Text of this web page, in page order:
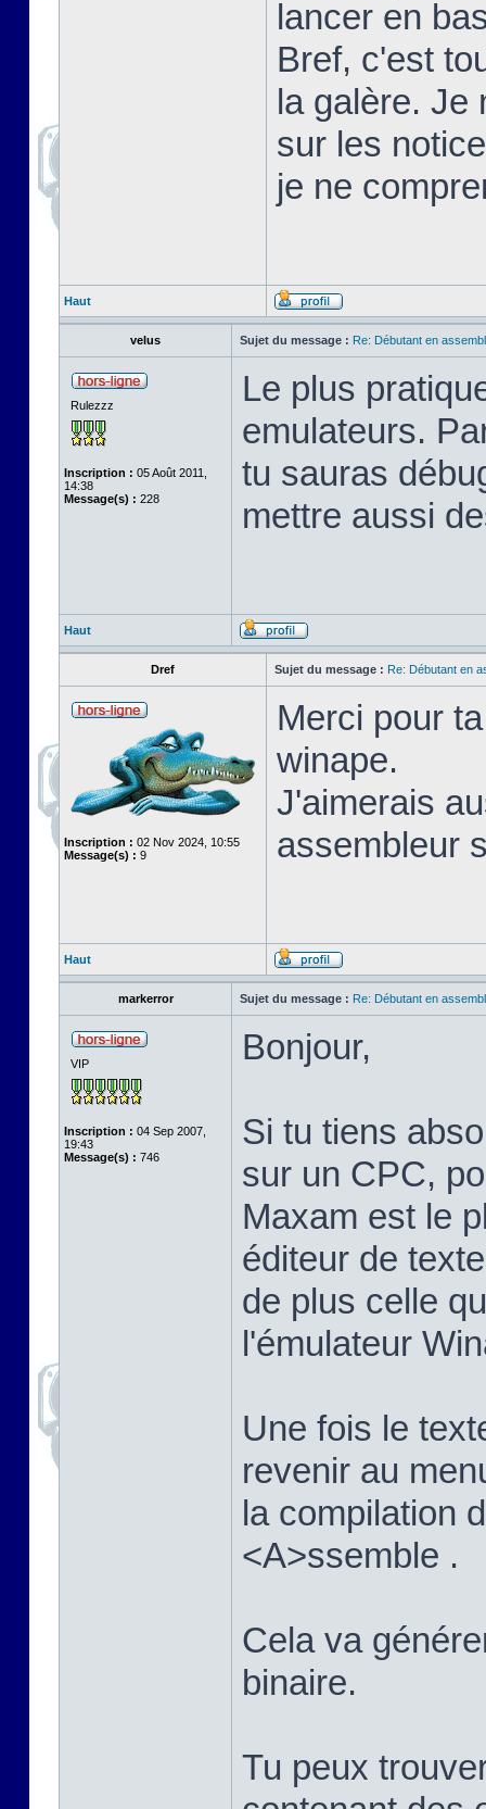
lancer en
Bref, c'est
la galère. Je
sur les
je ne
Haut
velus Sujet du message : Re: Débutant en
Rulezzz
Inscription : 05 Août 2011,
14:38
Message(s) : 228
Le plus
emulateurs.
tu sauras
mettre aussi
Haut
Dref Sujet du message : Re: Débutant en
Inscription : 02 Nov 2024, 10:55
Message(s) : 9
Merci pour
winape.
J'aimerais
assembleur
Haut
markerror Sujet du message : Re: Débutant en
VIP
Inscription : 04 Sep 2007,
19:43
Message(s) : 746
Bonjour,
Si tu tiens
sur un CPC,
Maxam est le
éditeur de
de plus celle
l'émulateur
Une fois le
revenir au
la compilation
<A>ssemble .
Cela va
binaire.
Tu peux